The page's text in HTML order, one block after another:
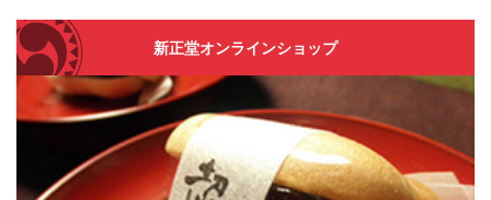
新正堂オンラインショップ